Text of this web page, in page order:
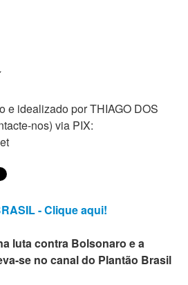
e idealizado por THIAGO DOS
nos) via PIX:
- Clique aqui!
luta contra Bolsonaro e a
se no canal do Plantão Brasil